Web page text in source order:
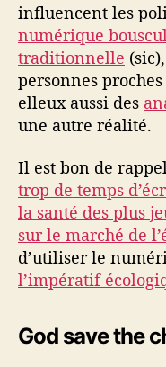
influencent les
numérique
traditionnelle
personnes
elleux aussi des
une autre réalité.
Il est bon de
trop de temps
la santé des plus
sur le marché de
d’utiliser le
l’impératif
God save the